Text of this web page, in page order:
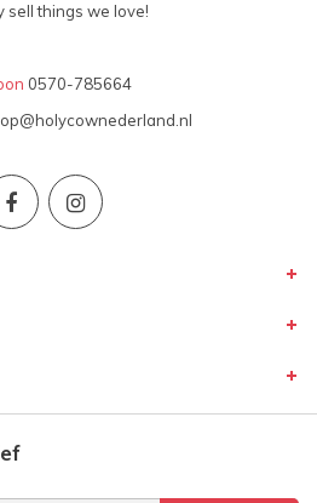
sell things we love!
0570-785664